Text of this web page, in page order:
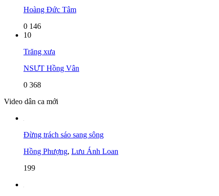
Hoàng Đức Tâm
0 146
10
Trăng xưa
NSƯT Hồng Vân
0 368
Video dân ca mới
Đừng trách sáo sang sông
Hồng Phượng, Lưu Ánh Loan
199